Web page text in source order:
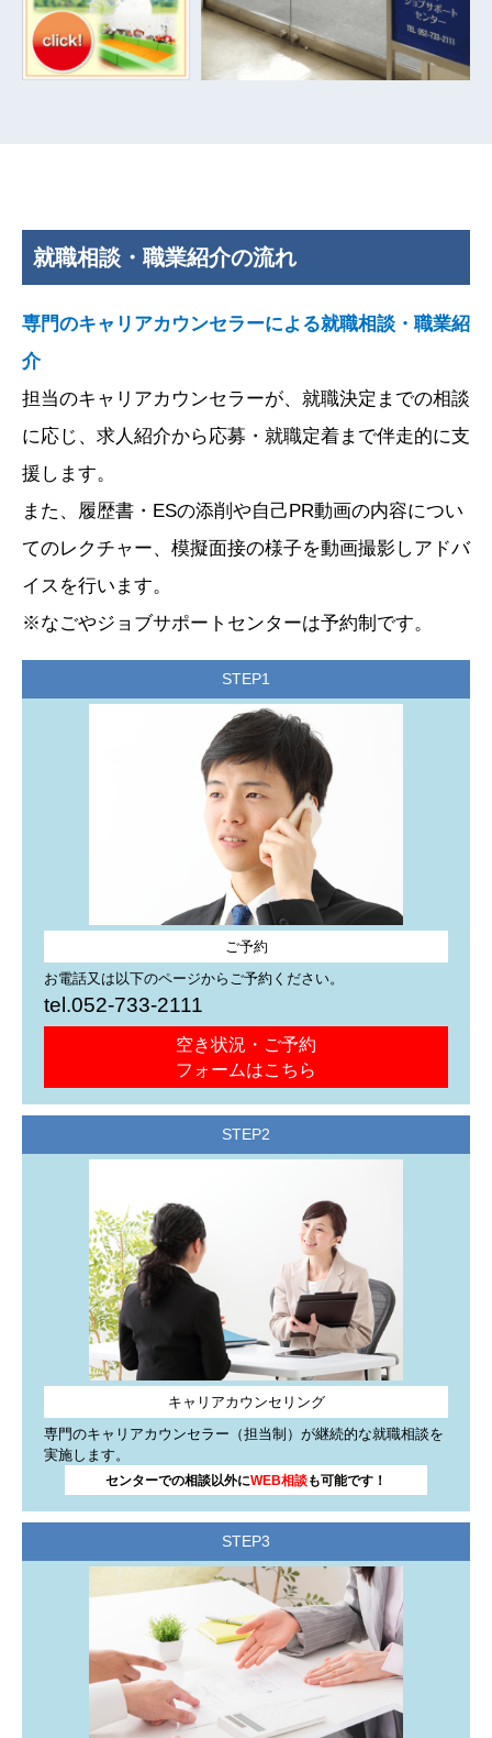
公式インスタ発信しています。
いいね＆フォロー＆保存♪お待ちしております。(更新：月水
金)。
信しています。(更新：月水金)
2026年4月1日 Instagramを更新しました
公式 インスタ発信しています。
いいね＆フォロー＆保存♪お待ちしております。(更新：月水
金)。
お知らせ
2026年4月1日 Facebookを更新しました
公式Facebookで就職活動に役立つ情報やイベント情報などを発
信しています。(更新：月水金)
フォローやいいね！をお待ちしております。
お知らせ
Instagramを更新しました
発信しています。
いいね＆フォロー＆保存♪お待ちしております。(更新：月水
お知らせ
2026年3月2日 Facebookを更新しました
で就職活動に役立つ情報やイベント情報などを発
信しています。(更新：月水金)
フォローやいいね！をお待ちしております。
2026年2月2日 Instagramを更新しました
インスタ発信しています。
いいね＆フォロー＆保存♪お待ちしております。(更新：月水
お知らせ
2026年2月2日
Facebookで就職活動に役立つ情報やイベント情報などを発
信しています。(更新：月水金)
フォローやいいね！をお待ちしております。
お知らせ
2026年1月5日 就職準備セミナーのお知らせ
第8回なごジョブ就職準備セミナー申込開始しました。
「求職者向けセミナー情報」のページからご確認ください。
就職相談・職業紹介の流れ
専門のキャリアカウンセラーによる就職相談・職業紹
介
担当のキャリアカウンセラーが、就職決定までの相談
に応じ、求人紹介から応募・就職定着まで伴走的に支
援します。
また、履歴書・ESの添削や自己PR動画の内容につい
てのレクチャー、模擬面接の様子を動画撮影しアドバ
イスを行います。
※なごやジョブサポートセンターは予約制です。
STEP1
ご予約
お電話又は以下のページからご予約ください。
tel.052-733-2111
空き状況・ご予約
フォームはこちら
STEP2
キャリアカウンセリング
専門のキャリアカウンセラー（担当制）が継続的な就職相談を
実施します。
センターでの相談以外にWEB相談も可能です！
STEP3